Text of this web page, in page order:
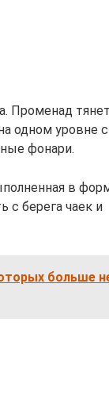
Променад
одном уровне с
фонари.
в
с берега чаек и
больше